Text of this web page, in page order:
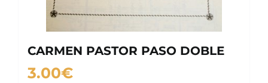
CARMEN PASTOR PASO DOBLE
3.00€